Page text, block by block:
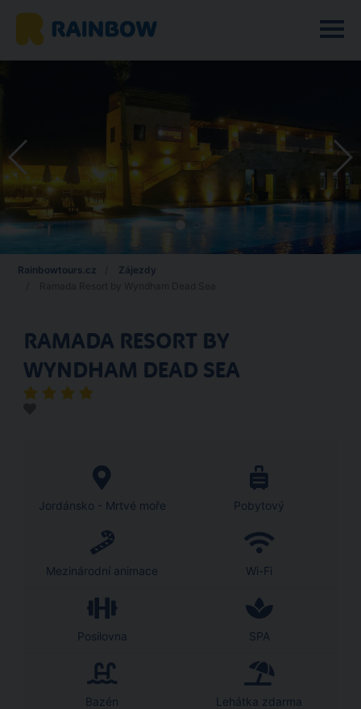
Rainbowtours.cz
Zájezdy
RAMADA RESORT BY
WYNDHAM DEAD SEA
Jordánsko - Mrtvé moře Pobytový
Mezinárodní animace Wi-Fi
Posilovna SPA
Bazén Lehátka zdarma